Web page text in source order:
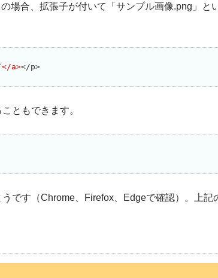
場合、拡張子が付いて サンプル画像.png
と
</a></p>
ともできます。
です（Chrome、Firefox、Edgeで確認）。上記